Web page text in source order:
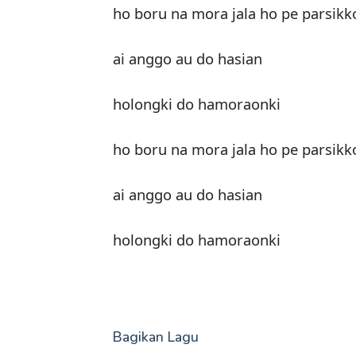
ho boru na mora jala ho pe
ai anggo au do hasian
holongki do hamoraonki
ho boru na mora jala ho pe
ai anggo au do hasian
holongki do hamoraonki
Bagikan Lagu